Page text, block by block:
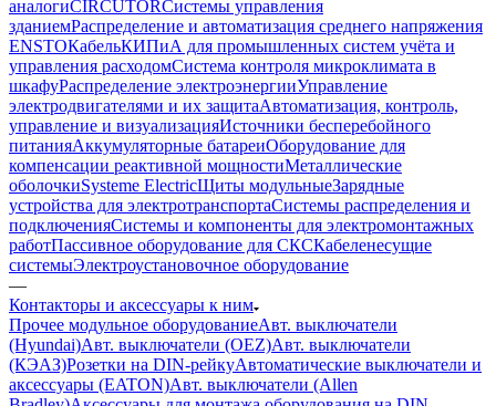
аналогиCIRCUTORСистемы управления
зданиемРаспределение и автоматизация среднего напряжения
ENSTOКабельКИПиА для промышленных систем учёта и
управления расходомСистема контроля микроклимата в
шкафуРаспределение электроэнергииУправление
электродвигателями и их защитаАвтоматизация, контроль,
управление и визуализацияИсточники бесперебойного
питанияАккумуляторные батареиОборудование для
компенсации реактивной мощностиМеталлические
оболочкиSysteme ElectricЩиты модульныеЗарядные
устройства для электротранспортаСистемы распределения и
подключенияСистемы и компоненты для электромонтажных
работПассивное оборудование для СКСКабеленесущие
системыЭлектроустановочное оборудование
—
Контакторы и аксессуары к ним
Прочее модульное оборудованиеАвт. выключатели
(Hyundai)Авт. выключатели (OEZ)Авт. выключатели
(КЭАЗ)Розетки на DIN-рейкуАвтоматические выключатели и
аксессуары (EATON)Авт. выключатели (Allen